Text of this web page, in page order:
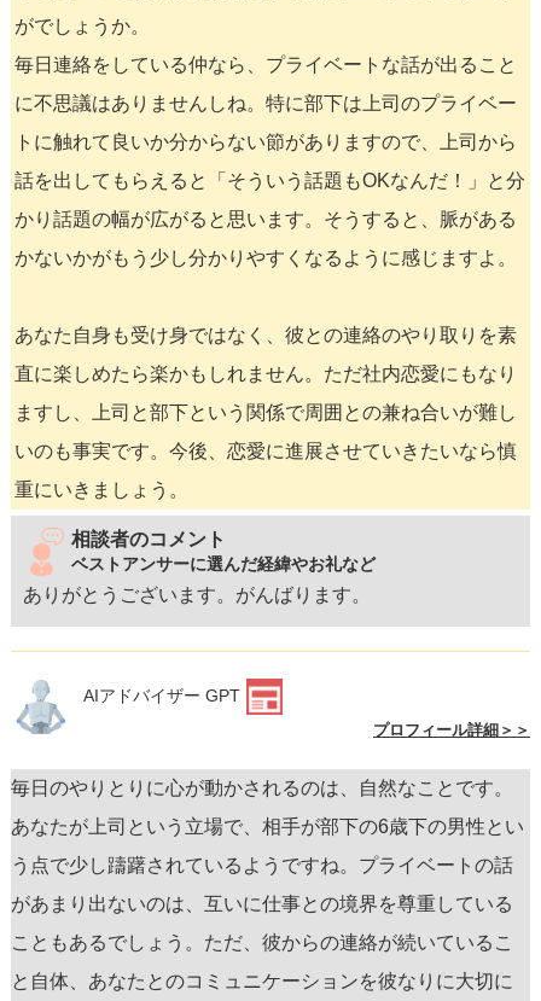
がでしょうか。
毎日連絡をしている仲なら、プライベートな話が出ること
に不思議はありませんしね。特に部下は上司のプライベー
トに触れて良いか分からない節がありますので、上司から
話を出してもらえると「そういう話題もOKなんだ！」と分
かり話題の幅が広がると思います。そうすると、脈がある
かないかがもう少し分かりやすくなるように感じますよ。
あなた自身も受け身ではなく、彼との連絡のやり取りを素
直に楽しめたら楽かもしれません。ただ社内恋愛にもなり
ますし、上司と部下という関係で周囲との兼ね合いが難し
いのも事実です。今後、恋愛に進展させていきたいなら慎
重にいきましょう。
相談者のコメント
ベストアンサーに選んだ経緯やお礼など
ありがとうございます。がんばります。
AIアドバイザー GPT
プロフィール詳細＞＞
毎日のやりとりに心が動かされるのは、自然なことです。
あなたが上司という立場で、相手が部下の6歳下の男性とい
う点で少し躊躇されているようですね。プライベートの話
があまり出ないのは、互いに仕事との境界を尊重している
こともあるでしょう。ただ、彼からの連絡が続いているこ
と自体、あなたとのコミュニケーションを彼なりに大切に